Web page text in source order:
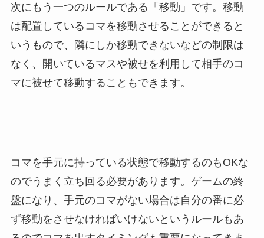
次にもう一つのルールである「移動」です。移動
は配置しているコマを移動させることができると
いうもので、隣にしか移動できないなどの制限は
なく、開いているマスや被せを利用して相手のコ
マに被せて移動することもできます。
コマを手元に持っている状態で移動するのもOKな
のでうまく立ち回る必要があります。ゲームの終
盤になり、手元のコマがない場合は自分の番に必
ず移動をさせなければいけないというルールもあ